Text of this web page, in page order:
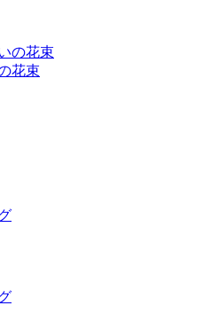
花束